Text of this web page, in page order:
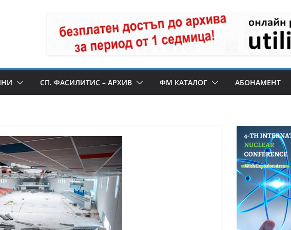
СП. ФАСИЛИТИС – АРХИВ ФМ КАТАЛОГ АБОНАМЕНТ